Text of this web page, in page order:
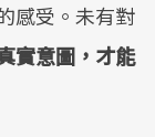
感受。未有對
實意圖，才能